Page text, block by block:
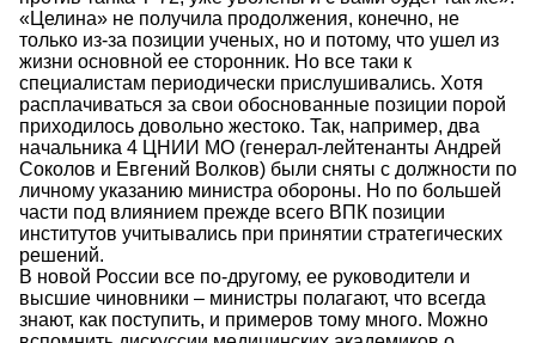
«Целина» не получила продолжения, конечно, не
только из-за позиции ученых, но и потому, что ушел из
жизни основной ее сторонник. Но все таки к
специалистам периодически прислушивались. Хотя
расплачиваться за свои обоснованные позиции порой
приходилось довольно жестоко. Так, например, два
начальника 4 ЦНИИ МО (генерал-лейтенанты Андрей
Соколов и Евгений Волков) были сняты с должности по
личному указанию министра обороны. Но по большей
части под влиянием прежде всего ВПК позиции
институтов учитывались при принятии стратегических
решений.
В новой России все по-другому, ее руководители и
высшие чиновники – министры полагают, что всегда
знают, как поступить, и примеров тому много. Можно